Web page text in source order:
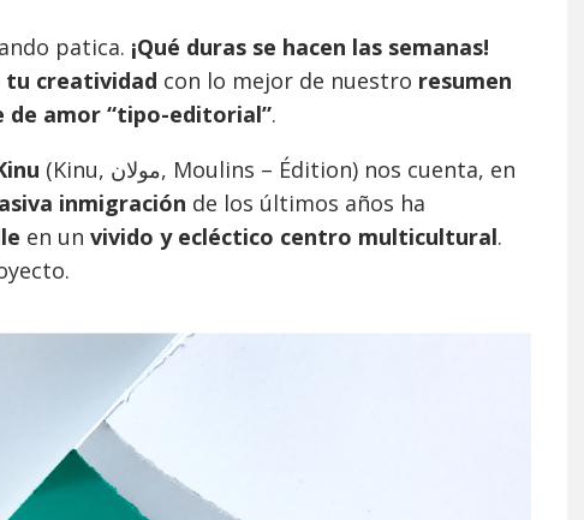
patica. ¡Qué duras se hacen las semanas!
tu creatividad con lo mejor de nuestro resumen
de amor “tipo-editorial”.
(Kinu, مولان, Moulins – Édition) nos cuenta, en
inmigración de los últimos años ha
en un vivido y ecléctico centro multicultural.